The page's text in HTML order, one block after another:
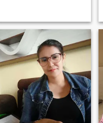
vriendelijk, zachtaardig en
loyaal persoon. Ik ben een
weduwe met twee kinderen.
Mijn oudste studeert in
Taiwan, en mijn jongste is
hier bij mij in Cambodja. Ik
werk als Chinese gids. Een
carrière waar ik
gepassioneerd over ben. Het
is een eerlijk beroep dat mij
in staat stelt kennis te delen,
wat ik heel bevredigend vind.
In mijn vrije tijd doe ik graag